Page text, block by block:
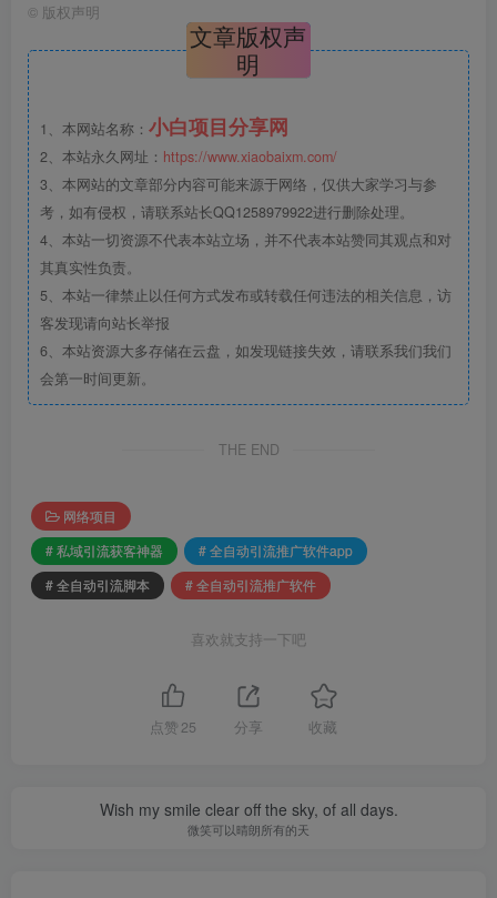
© 版权声明
文章版权声
明
1、本网站名称： 小白项目分享网
2、本站永久网址： https://www.xiaobaixm.com/
3、本网站的文章部分内容可能来源于网络，仅供大家学习与参
考，如有侵权，请联系站长QQ1258979922进行删除处理。
4、本站一切资源不代表本站立场，并不代表本站赞同其观点和对
其真实性负责。
5、本站一律禁止以任何方式发布或转载任何违法的相关信息，访
客发现请向站长举报
6、本站资源大多存储在云盘，如发现链接失效，请联系我们我们
会第一时间更新。
THE END
网络项目
# 私域引流获客神器
# 全自动引流推广软件app
# 全自动引流脚本
# 全自动引流推广软件
喜欢就支持一下吧
点赞 25 分享 收藏
Wish my smile clear off the sky, of all days.
微笑可以晴朗所有的天